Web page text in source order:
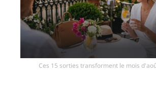
Ces 15 sorties transforment le mois